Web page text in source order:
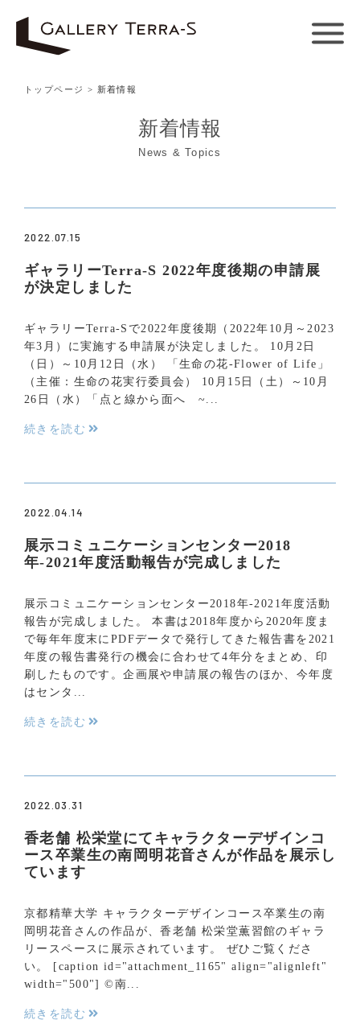
トップページ > 新着情報
新着情報
News & Topics
2022.07.15
ギャラリーTerra-S 2022年度後期の申請展
が決定しました
ギャラリーTerra-Sで2022年度後期（2022年10月～2023
年3月）に実施する申請展が決定しました。 10月2日
（日）～10月12日（水） 「生命の花-Flower of Life」
（主催：生命の花実行委員会） 10月15日（土）～10月
26日（水）「点と線から面へ ~...
続きを読む
2022.04.14
展示コミュニケーションセンター2018
年-2021年度活動報告が完成しました
展示コミュニケーションセンター2018年-2021年度活動
報告が完成しました。 本書は2018年度から2020年度ま
で毎年年度末にPDFデータで発行してきた報告書を2021
年度の報告書発行の機会に合わせて4年分をまとめ、印
刷したものです。企画展や申請展の報告のほか、今年度
はセンタ...
続きを読む
2022.03.31
香老舗 松栄堂にてキャラクターデザインコ
ース卒業生の南岡明花音さんが作品を展示し
ています
京都精華大学 キャラクターデザインコース卒業生の南
岡明花音さんの作品が、香老舗 松栄堂薫習館のギャラ
リースペースに展示されています。 ぜひご覧くださ
い。 [caption id="attachment_1165" align="alignleft"
width="500"] ©南...
続きを読む